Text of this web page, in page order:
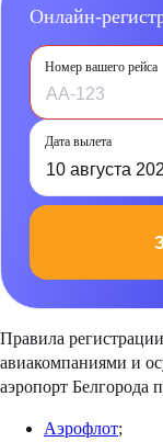
Онлайн-
Номер вашего рейса
Дата вылета
10 августа
Правила
авиакомпаниями и
аэропорт Белгорода
Аэрофлот;